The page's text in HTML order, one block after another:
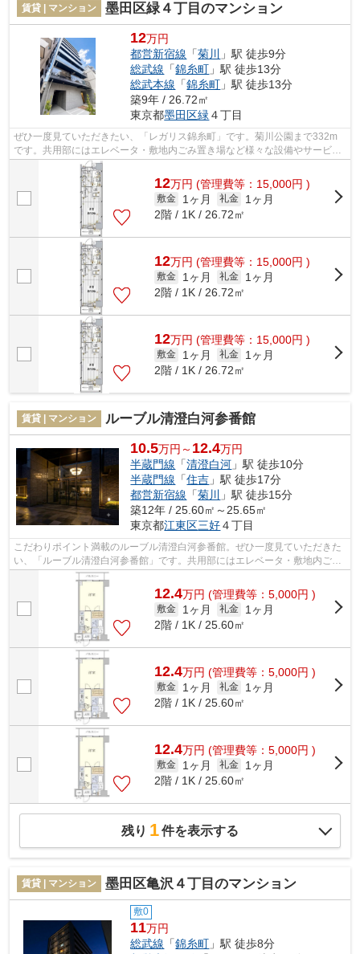
賃貸 | マンション 墨田区緑４丁目のマンション
12万円
都営新宿線 「菊川
」駅 徒歩9分
総武線 「錦糸町 」駅 徒歩13分
総武本線 「錦糸町 」駅 徒歩13分
築9年 / 26.72㎡
東京都墨田区緑４丁目
ぜひ一度見ていただきたい、「レガリス錦糸町」です。菊川公園まで332m
です。共用部にはエレベータ・敷地内ごみ置き場など様々な設備やサービス
が揃っているので便利です。駅が周辺に2...
12万円 (管理費等：15,000円 )
敷金 1ヶ月 礼金
1ヶ月
2階 / 1K / 26.72㎡
12万円 (管理費等：15,000円 )
敷金 1ヶ月 礼金
1ヶ月
2階 / 1K / 26.72㎡
12万円 (管理費等：15,000円 )
敷金 1ヶ月 礼金
1ヶ月
2階 / 1K / 26.72㎡
賃貸 | マンション ルーブル清澄白河参番館
10.5万円～ 12.4万円
半蔵門線 「清澄白河 」駅 徒歩10分
半蔵門線 「住吉 」駅 徒歩17分
都営新宿線 「菊川
」駅 徒歩15分
築12年 / 25.60㎡～25.65㎡
東京都江東区三好４丁目
こだわりポイント満載のルーブル清澄白河参番館。ぜひ一度見ていただきた
い、「ルーブル清澄白河参番館」です。共用部にはエレベータ・敷地内ごみ
置き場などが備わっておりとても充実...
12.4万円 (管理費等：5,000円 )
敷金 1ヶ月 礼金
1ヶ月
2階 / 1K / 25.60㎡
12.4万円 (管理費等：5,000円 )
敷金 1ヶ月 礼金
1ヶ月
2階 / 1K / 25.60㎡
12.4万円 (管理費等：5,000円 )
敷金 1ヶ月 礼金
1ヶ月
2階 / 1K / 25.60㎡
残り 1件を表示する
賃貸 | マンション 墨田区亀沢４丁目のマンション
敷0
11万円
総武線 「錦糸町 」駅 徒歩8分